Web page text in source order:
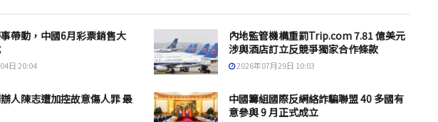
帶動，中國6月彩票銷售大
日 20:04
內地監管機構重罰Trip.com 7.81 億美元
涉與酒店訂立反競爭獨家合作條款
2026年07月29日 10:03
人陳志遭加控故意傷人罪 最
中國籌組國際反網絡詐騙聯盟 40 多國有
意參與 9 月正式成立